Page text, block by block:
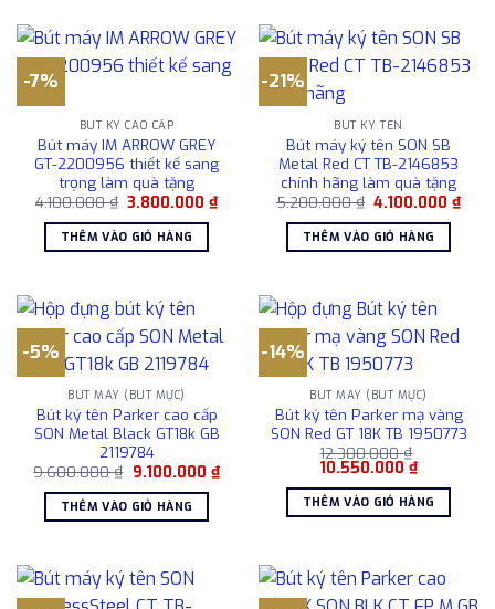
-7%
BÚT KÝ CAO CẤP
Bút máy IM ARROW GREY
GT-2200956 thiết kế sang
trọng làm quà tặng
4.100.000₫ Giá
là:
4.100.000 ₫.
3.800.000₫Giá
hiện
3.800.000 ₫.
THÊM VÀO GIỎ HÀNG
-21%
BÚT KÝ TÊN
Bút máy ký tên SON SB
Metal Red CT TB-2146853
chính hãng làm quà tặng
5.200.000₫ Giá
là:
5.200.000 ₫.
4.100.000₫Giá
hiện
THÊM VÀO GIỎ HÀNG
-5%
BÚT MÁY (BÚT MỰC)
Bút ký tên Parker cao cấp
SON Metal Black GT18k GB
2119784
9.600.000₫ Giá
là:
9.600.000 ₫.
9.100.000 ₫Giá
THÊM VÀO GIỎ HÀNG
-14%
BÚT MÁY (BÚT MỰC)
Bút ký tên Parker mạ vàng
SON Red GT 18K TB 1950773
12.300.000₫
Giá
là:
12.300.000 ₫.
10.550.000 ₫Giá
tại
là:
THÊM VÀO GIỎ HÀNG